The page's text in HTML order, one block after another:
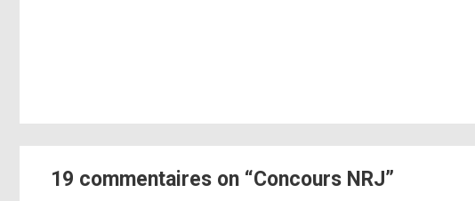
19 commentaires on “Concours NRJ”